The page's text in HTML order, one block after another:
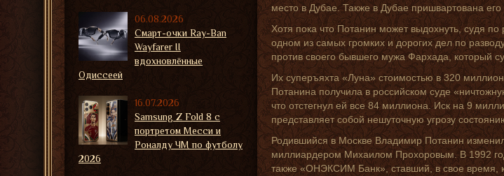
место в Дубае. Также в Дубае пришвартована его
Хотя пока что Потанин может выдохнуть, судя
одном из самых громких и дорогих дел по
против своего бывшего мужа Фархада, который
Их суперъяхта «Луна» стоимостью в 320
Потанина получила в российском суде
что отстегнул ей все 84 миллиона. Иск на 9
представляет собой нешуточную угрозу
Родившийся в Москве Владимир Потанин
миллиардером Михаилом Прохоровым. В 1992
также «ОНЭКСИМ Банк», ставший, в свое время,
06.08.2026
Смарт-очки Ray-Ban
Wayfarer II
вдохновлённые
Одиссеей
16.07.2026
Samsung Z Fold 8 с
портретом Месси и
Роналду ЧМ по футболу
2026